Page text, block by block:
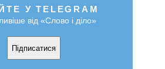
У TELEGRAM
від «Слово і діло»
Підписатися